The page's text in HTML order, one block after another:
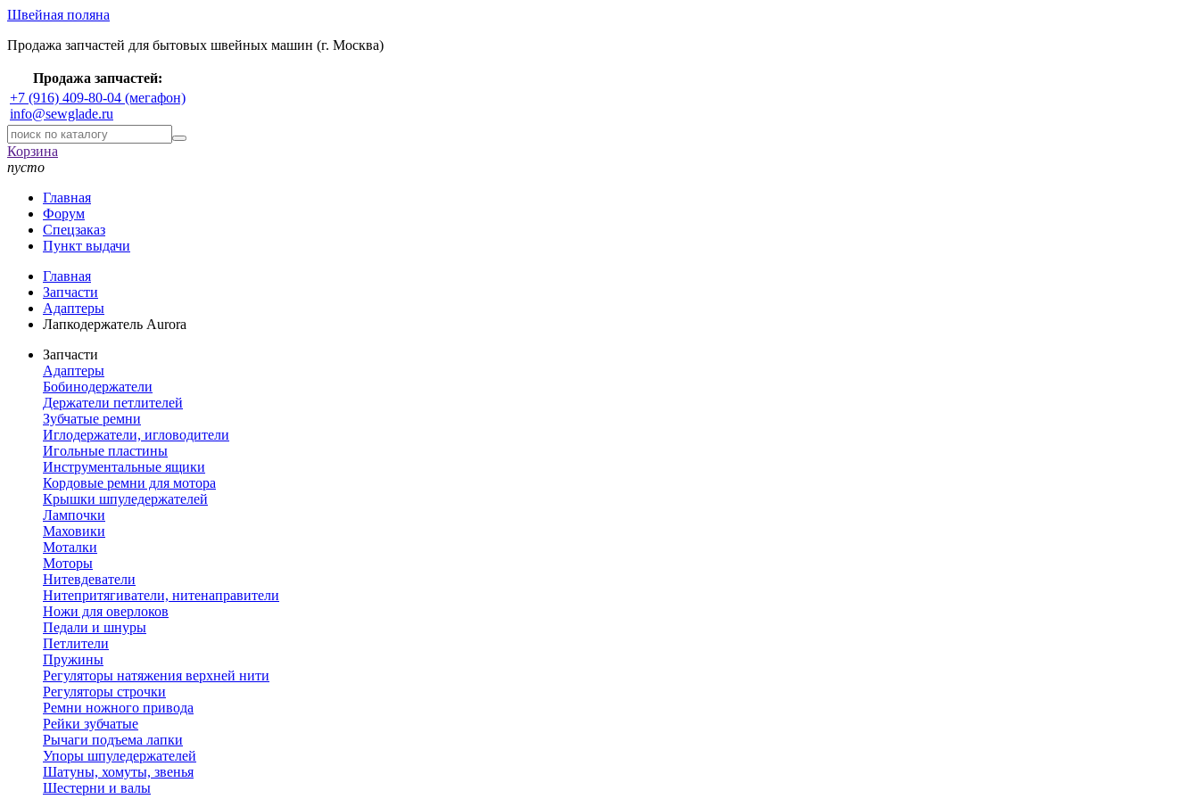
Швейная поляна
Продажа запчастей для бытовых швейных машин (г. Москва)
Продажа запчастей:
+7 (916) 409-80-04 (мегафон)
info@sewglade.ru
Корзина
пусто
Главная
Форум
Спецзаказ
Пункт выдачи
Главная
Запчасти
Адаптеры
Лапкодержатель Aurora
Запчасти
Адаптеры
Бобинодержатели
Держатели петлителей
Зубчатые ремни
Иглодержатели, игловодители
Игольные пластины
Инструментальные ящики
Кордовые ремни для мотора
Крышки шпуледержателей
Лампочки
Маховики
Моталки
Моторы
Нитевдеватели
Нитепритягиватели, нитенаправители
Ножи для оверлоков
Педали и шнуры
Петлители
Пружины
Регуляторы натяжения верхней нити
Регуляторы строчки
Ремни ножного привода
Рейки зубчатые
Рычаги подъема лапки
Упоры шпуледержателей
Шатуны, хомуты, звенья
Шестерни и валы